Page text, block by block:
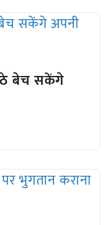
बेच सकेंगे